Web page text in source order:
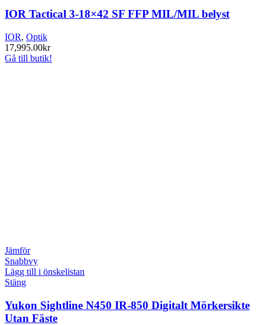
IOR Tactical 3-18×42 SF FFP MIL/MIL belyst
IOR, Optik
17,995.00kr
Gå till butik!
Jämför
Snabbvy
Lägg till i önskelistan
Stäng
Yukon Sightline N450 IR-850 Digitalt Mörkersikte
Utan Fäste